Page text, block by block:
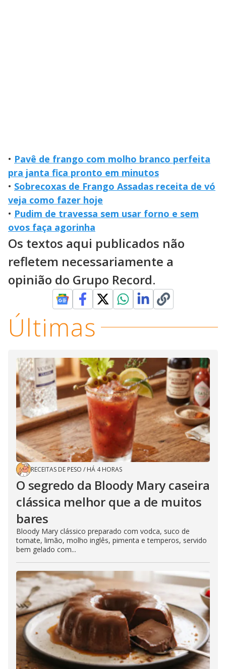
• Pavê de frango com molho branco perfeita
pra janta fica pronto em minutos
• Sobrecoxas de Frango Assadas receita de vó
veja como fazer hoje
• Pudim de travessa sem usar forno e sem
ovos faça agorinha
Os textos aqui publicados não
refletem necessariamente a
opinião do Grupo Record.
Últimas
RECEITAS DE PESO / HÁ 4 HORAS
O segredo da Bloody Mary caseira
clássica melhor que a de muitos
bares
Bloody Mary clássico preparado com vodca, suco de
tomate, limão, molho inglês, pimenta e temperos, servido
bem gelado com...